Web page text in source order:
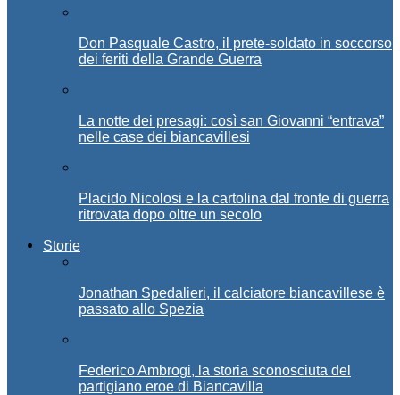
Don Pasquale Castro, il prete-soldato in soccorso
dei feriti della Grande Guerra
La notte dei presagi: così san Giovanni “entrava”
nelle case dei biancavillesi
Placido Nicolosi e la cartolina dal fronte di guerra
ritrovata dopo oltre un secolo
Storie
Jonathan Spedalieri, il calciatore biancavillese è
passato allo Spezia
Federico Ambrogi, la storia sconosciuta del
partigiano eroe di Biancavilla